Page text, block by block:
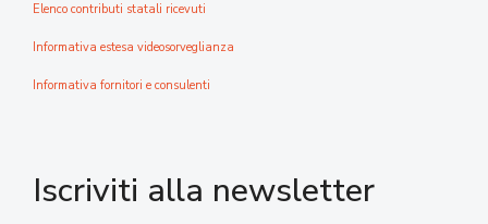
Elenco contributi statali ricevuti
Informativa estesa videosorveglianza
Informativa fornitori e consulenti
Iscriviti alla newsletter